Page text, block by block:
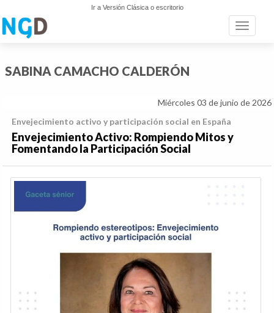
Ir a Versión Clásica o escritorio
Toggle
SABINA CAMACHO CALDERÓN
Miércoles 03 de junio de 2026
Envejecimiento activo y participación social en España
Envejecimiento Activo: Rompiendo Mitos y
Fomentando la Participación Social